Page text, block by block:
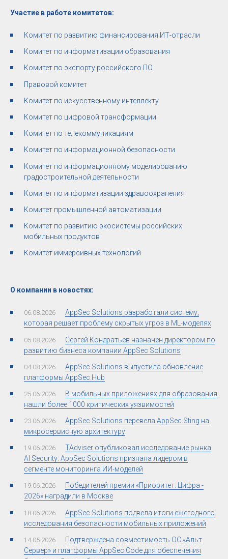
Участие в работе комитетов:
Комитет по развитию финансирования ИТ-отрасли
Комитет по информатизации образования
Комитет по экспорту российского ПО
Правовой комитет
Комитет по искусственному интеллекту
Комитет по цифровой трансформации
Комитет по телекоммуникациям
Комитет по информационной безопасности
Комитет по информационному моделированию
градостроительной деятельности
Комитет по информатизации здравоохранения
Комитет промышленной автоматизации
Комитет по развитию экосистемы российских
мобильных продуктов
Комитет иммерсивных технологий
О компании в новостях:
06.08.2026
AppSec Solutions разработали систему,
которая решает проблему скрытых угроз в ML-моделях
05.08.2026
Сергей Кондратьев назначен директором по
развитию бизнеса компании AppSec Solutions
04.08.2026
АppSec Solutions выпустила обновление
платформы AppSec.Hub
25.06.2026
В мобильных приложениях для образования
нашли более 1000 критических уязвимостей
23.06.2026
AppSec Solutions перевела AppSec.Sting на
микросервисную архитектуру
19.06.2026
TAdviser опубликовал исследование рынка
AI Security: AppSec Solutions признана лидером в
сегменте мониторинга ИИ-моделей
19.06.2026
Победителей премии «Приоритет: Цифра -
2026» наградили в Москве
18.06.2026
AppSec Solutions подвела итоги ежегодного
исследования безопасности мобильных приложений
14.05.2026
Подтверждена совместимость ОС «Альт
Сервер» и платформы AppSec.Code для обеспечения